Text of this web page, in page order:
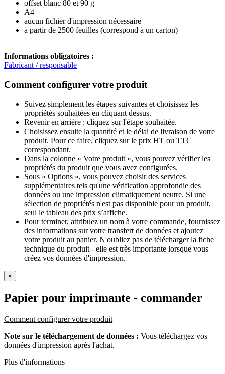
offset blanc 80 et 90 g
A4
aucun fichier d'impression nécessaire
à partir de 2500 feuilles (correspond à un carton)
Informations obligatoires :
Fabricant / responsable
Comment configurer votre produit
Suivez simplement les étapes suivantes et choisissez les
propriétés souhaitées en cliquant dessus.
Revenir en arrière : cliquez sur l'étape souhaitée.
Choisissez ensuite la quantité et le délai de livraison de votre
produit. Pour ce faire, cliquez sur le prix HT ou TTC
correspondant.
Dans la colonne « Votre produit », vous pouvez vérifier les
propriétés du produit que vous avez configurées.
Sous « Options », vous pouvez choisir des services
supplémentaires tels qu'une vérification approfondie des
données ou une impression climatiquement neutre. Si une
sélection de propriétés n'est pas disponible pour un produit,
seul le tableau des prix s’affiche.
Pour terminer, attribuez un nom à votre commande, fournissez
des informations sur votre transfert de données et ajoutez
votre produit au panier. N'oubliez pas de télécharger la fiche
technique du produit - elle est très importante lorsque vous
créez vos données d'impression.
×
Papier pour imprimante - commander
Comment configurer votre produit
Note sur le téléchargement de données : Vous téléchargez vos
données d'impression après l'achat.
Plus d'informations